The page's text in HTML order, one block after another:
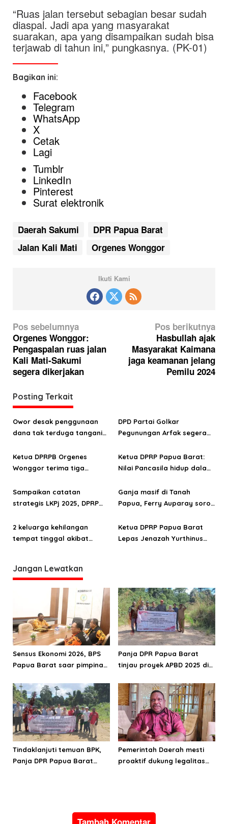
“Ruas jalan tersebut sebagian besar sudah
diaspal. Jadi apa yang masyarakat
suarakan, apa yang disampaikan sudah bisa
terjawab di tahun ini,” pungkasnya. (PK-01)
Bagikan ini:
Facebook
Telegram
WhatsApp
X
Cetak
Lagi
Tumblr
LinkedIn
Pinterest
Surat elektronik
Daerah Sakumi
DPR Papua Barat
Jalan Kali Mati
Orgenes Wonggor
Ikuti Kami
N
a
v
i
a
s
i
o
s
Pos sebelumnya
Orgenes Wonggor:
Pengaspalan ruas jalan
Kali Mati-Sakumi
segera dikerjakan
Pos berikutnya
Hasbullah ajak
Masyarakat Kaimana
jaga keamanan jelang
Pemilu 2024
Posting Terkait
Owor desak penggunaan
dana tak terduga tangani
DPD Partai Golkar
Pegunungan Arfak segera
Ketua DPRPB Orgenes
Wonggor terima tiga
Kampung Sinaitousi dan
Sigim
Ketua DPRP Papua Barat:
Nilai Pancasila hidup dalam
Papua
Sampaikan catatan
strategis LKPj 2025, DPRP
fokus pembangunan
Ganja masif di Tanah
Papua, Ferry Auparay soroti
lemahnya intervensi
ekonomi
2 keluarga kehilangan
tempat tinggal akibat
Ketua DPRP Papua Barat
Lepas Jenazah Yurthinus
Jangan Lewatkan
Sensus Ekonomi 2026, BPS
Papua Barat saar pimpinan
Panja DPR Papua Barat
tinjau proyek APBD 2025 di
Bintuni
Tindaklanjuti temuan BPK,
Panja DPR Papua Barat
Pemerintah Daerah mesti
proaktif dukung legalitas